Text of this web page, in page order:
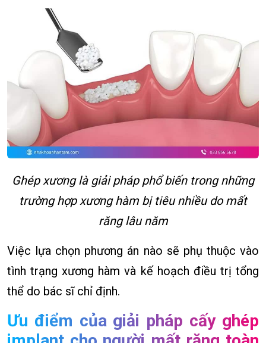
Ghép xương là giải pháp phổ biến trong những
trường hợp xương hàm bị tiêu nhiều do mất
răng lâu năm
Việc lựa chọn phương án nào sẽ phụ thuộc vào
tình trạng xương hàm và kế hoạch điều trị tổng
thể do bác sĩ chỉ định.
Ưu điểm của giải pháp cấy ghép